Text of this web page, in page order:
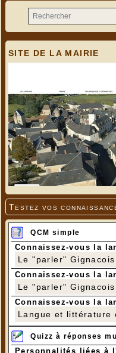
SITE DE LA MAIRIE
Testez vos
QCM simple
Connaissez-vous la
Le "parler" Gignacois
Connaissez-vous la
Le "parler" Gignacois
Connaissez-vous la
Langue et littérature
Quizz à réponses
Personnalités liées à